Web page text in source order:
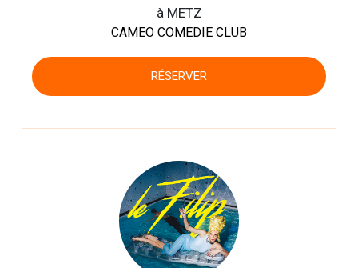
à METZ
CAMEO COMEDIE CLUB
RÉSERVER